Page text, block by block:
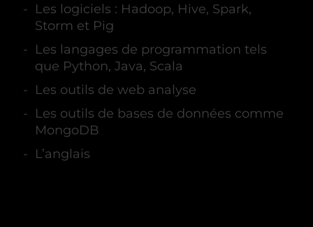
Les logiciels : Hadoop, Hive, Spark,
Storm et Pig
Les langages de programmation tels
que Python, Java, Scala
Les outils de web analyse
Les outils de bases de données comme
MongoDB
L’anglais